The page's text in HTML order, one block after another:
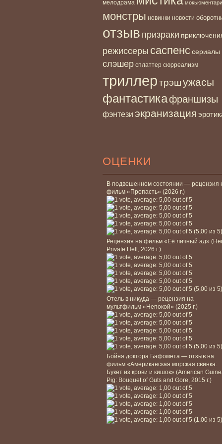
мелодрама мокьюментари
монстры новинки новости
отзыв призраки
режиссеры саспенссериалы
слэшер сплаттер сюрреализм
триллертрэшужасы
фантастикафраншизы
фэнтези экранизация
ОЦЕНКИ
В подвешенном состоянии — рецензия
фильм «Пропасть» (2026 г.)
(5,00 из 5)
Рецензия на фильм «Её личный ад»
Private Hell, 2026 г.)
(5,00 из 5)
Отель в никуда — рецензия на
мультфильм «Непокой» (2025 г.)
(5,00 из 5)
Бойня доктора Бафомета — отзыв на
фильм «Американская морская свинка:
Букет из крови и кишок» (American
Pig: Bouquet of Guts and Gore, 2015 г.)
(1,00 из 5)